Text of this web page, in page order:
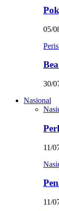
05/
30/
Nasional
11/
11/